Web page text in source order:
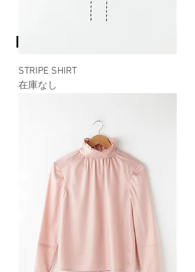
STRIPE SHIRT
在庫なし